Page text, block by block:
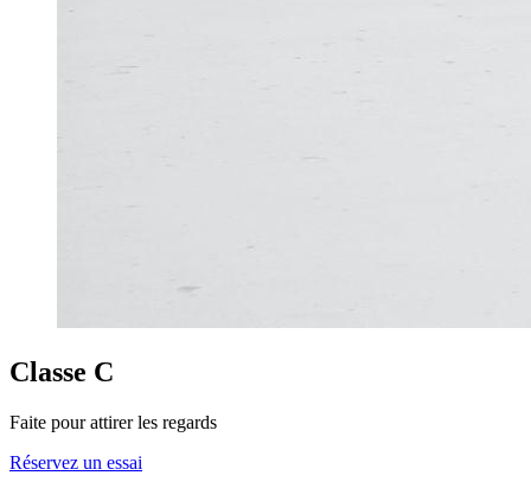
Classe C
Faite pour attirer les regards
Réservez un essai